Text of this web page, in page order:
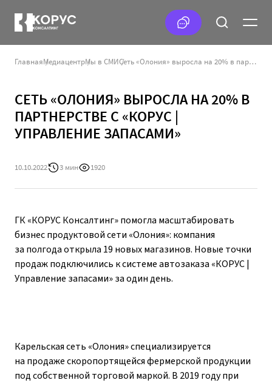
ГлавнаяМедиацентрМы в СМИ Сеть «Олония» выросла на 20% в партнерстве с «Корус | Управление запасами»
СЕТЬ «ОЛОНИЯ» ВЫРОСЛА НА 20% В
ПАРТНЕРСТВЕ С «КОРУС |
УПРАВЛЕНИЕ ЗАПАСАМИ»
10.10.2022 3 мин 1920
ГК «КОРУС Консалтинг» помогла масштабировать
бизнес продуктовой сети «Олония»: компания
за полгода открыла 19 новых магазинов. Новые точки
продаж подключились к системе автозаказа «КОРУС |
Управление запасами» за один день.
Карельская сеть «Олония» специализируется
на продаже скоропортящейся фермерской продукции
под собственной торговой маркой. В 2019 году при